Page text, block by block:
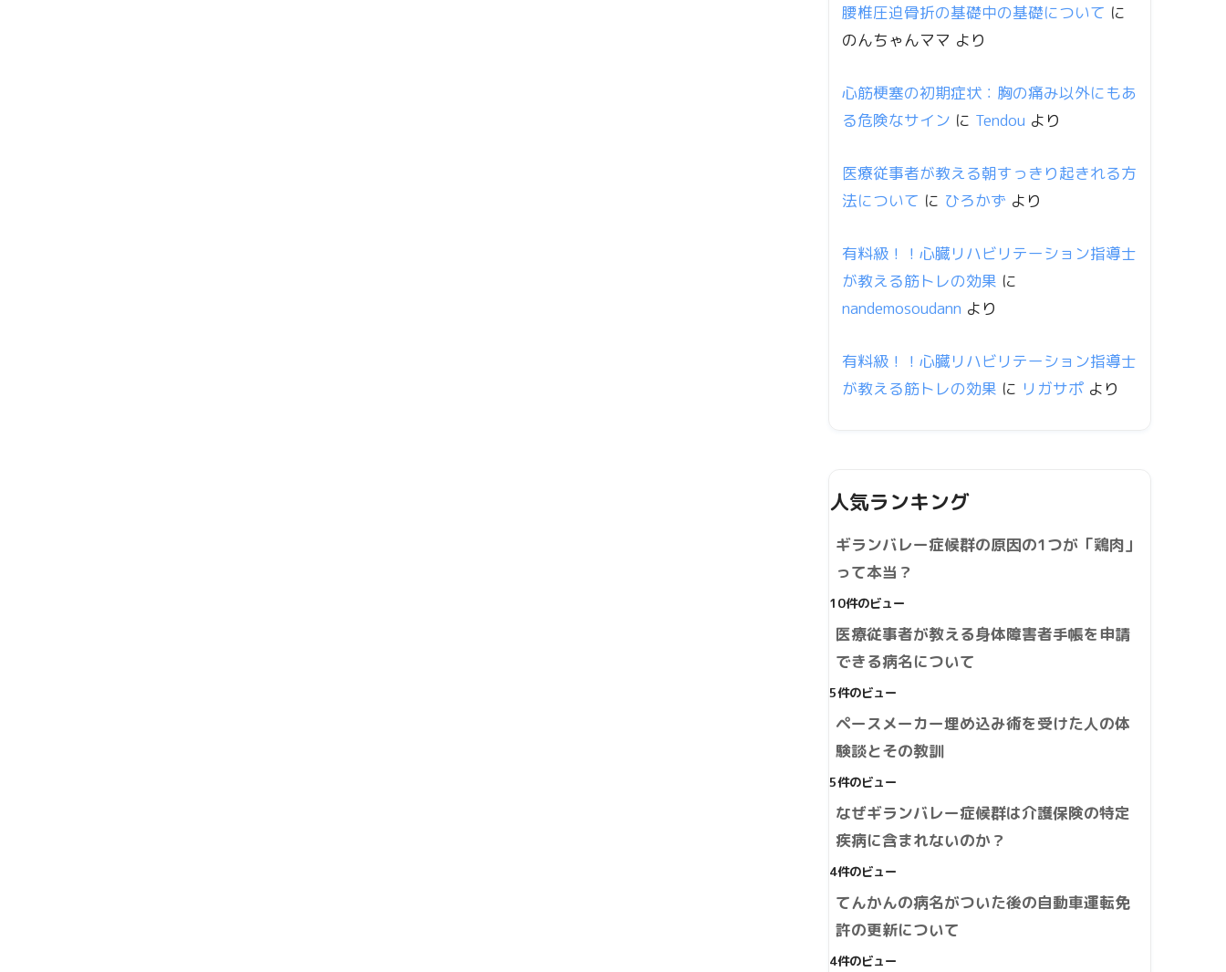
腰椎圧迫骨折の基礎中の基礎について に
のんちゃんママ より
心筋梗塞の初期症状：胸の痛み以外にもあ
る危険なサイン に Tendou より
医療従事者が教える朝すっきり起きれる方
法について に ひろかず より
有料級！！心臓リハビリテーション指導士
が教える筋トレの効果 に
nandemosoudann より
有料級！！心臓リハビリテーション指導士
が教える筋トレの効果 に リガサポ より
人気ランキング
ギランバレー症候群の原因の1つが「鶏肉」
って本当？
10件のビュー
医療従事者が教える身体障害者手帳を申請
できる病名について
5件のビュー
ペースメーカー埋め込み術を受けた人の体
験談とその教訓
5件のビュー
なぜギランバレー症候群は介護保険の特定
疾病に含まれないのか？
4件のビュー
てんかんの病名がついた後の自動車運転免
許の更新について
4件のビュー